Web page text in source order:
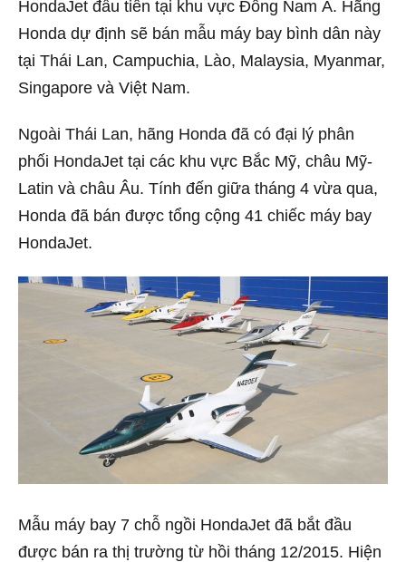
HondaJet đầu tiên tại khu vực Đông Nam Á. Hãng
Honda dự định sẽ bán mẫu máy bay bình dân này
tại Thái Lan, Campuchia, Lào, Malaysia, Myanmar,
Singapore và Việt Nam.
Ngoài Thái Lan, hãng Honda đã có đại lý phân
phối HondaJet tại các khu vực Bắc Mỹ, châu Mỹ-
Latin và châu Âu. Tính đến giữa tháng 4 vừa qua,
Honda đã bán được tổng cộng 41 chiếc máy bay
HondaJet.
Mẫu máy bay 7 chỗ ngồi HondaJet đã bắt đầu
được bán ra thị trường từ hồi tháng 12/2015. Hiện